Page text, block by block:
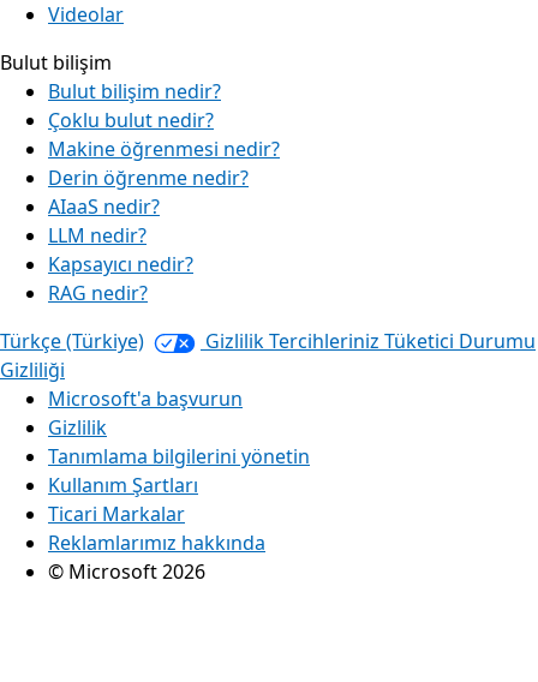
Videolar
Bulut bilişim
Bulut bilişim nedir?
Çoklu bulut nedir?
Makine öğrenmesi nedir?
Derin öğrenme nedir?
AIaaS nedir?
LLM nedir?
Kapsayıcı nedir?
RAG nedir?
Türkçe (Türkiye)
Gizlilik Tercihleriniz Tüketici Durumu
Gizliliği
Microsoft'a başvurun
Gizlilik
Tanımlama bilgilerini yönetin
Kullanım Şartları
Ticari Markalar
Reklamlarımız hakkında
© Microsoft 2026